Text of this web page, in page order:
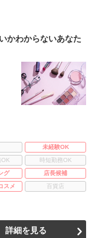
かわからないあなた
未経験OK
OK
時短勤務OK
グ
店長候補
スメ 百貨店
詳細を見る